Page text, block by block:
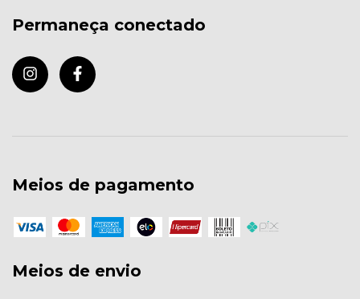
Permaneça conectado
Meios de pagamento
Meios de envio